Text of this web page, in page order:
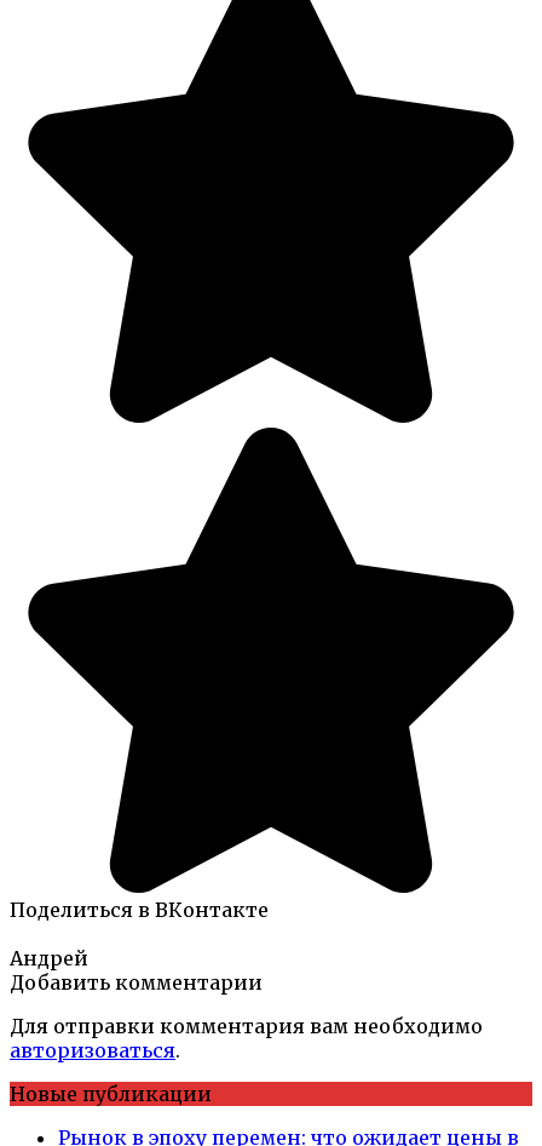
Поделиться в ВКонтакте
Андрей
Добавить комментарии
Для отправки комментария вам необходимо
авторизоваться.
Новые публикации
Рынок в эпоху перемен: что ожидает цены в